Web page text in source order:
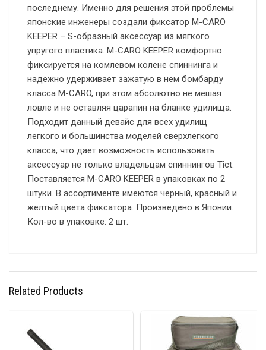
последнему. Именно для решения этой проблемы
японские инженеры создали фиксатор M-CARO
KEEPER – S-образный аксессуар из мягкого
упругого пластика. M-CARO KEEPER комфортно
фиксируется на комлевом колене спиннинга и
надежно удерживает зажатую в нем бомбарду
класса M-CARO, при этом абсолютно не мешая
ловле и не оставляя царапин на бланке удилища.
Подходит данный девайс для всех удилищ
легкого и большинства моделей сверхлегкого
класса, что дает возможность использовать
аксессуар не только владельцам спиннингов Tict.
Поставляется M-CARO KEEPER в упаковках по 2
штуки. В ассортименте имеются черный, красный и
желтый цвета фиксатора. Произведено в Японии.
Кол-во в упаковке: 2 шт.
Related Products